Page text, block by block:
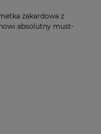
żakardowa z
absolutny must-